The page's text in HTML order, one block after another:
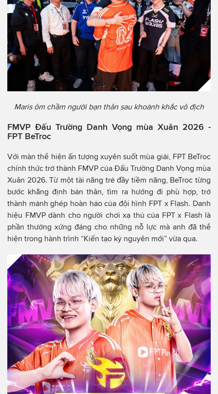
Maris ôm chầm người bạn thân sau khoảnh khắc vô địch
FMVP Đấu Trường Danh Vọng mùa Xuân 2026 -
FPT BeTroc
Với màn thể hiện ấn tượng xuyên suốt mùa giải, FPT BeTroc
chính thức trở thành FMVP của Đấu Trường Danh Vọng mùa
Xuân 2026. Từ một tài năng trẻ đầy tiềm năng, BeTroc từng
bước khẳng định bản thân, tìm ra hướng đi phù hợp, trở
thành mảnh ghép hoàn hảo của đội hình FPT x Flash. Danh
hiệu FMVP dành cho người chơi xạ thủ của FPT x Flash là
phần thưởng xứng đáng cho những nỗ lực mà anh đã thể
hiện trong hành trình “Kiến tạo kỷ nguyên mới” vừa qua.